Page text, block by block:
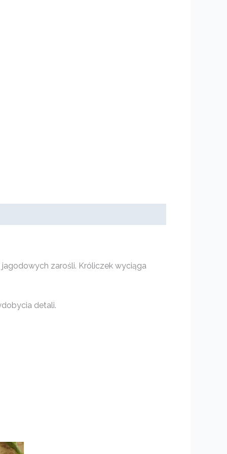
zarośli. Króliczek wyciąga
detali.